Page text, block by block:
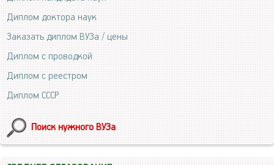
Диплом доктора наук
Заказать диплом ВУЗа / цены
Диплом с проводкой
Диплом с реестром
Диплом СССР
Поиск нужного ВУЗа